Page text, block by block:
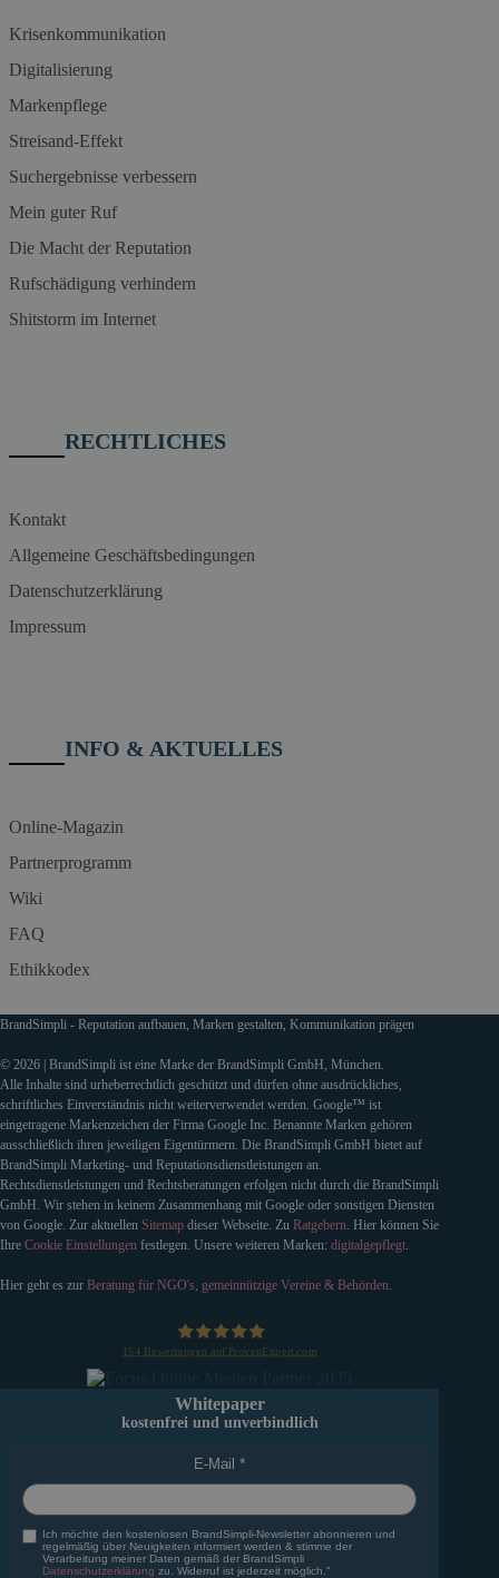
Krisenkommunikation
Digitalisierung
Markenpflege
Streisand-Effekt
Suchergebnisse verbessern
Mein guter Ruf
Die Macht der Reputation
Rufschädigung verhindern
Shitstorm im Internet
RECHTLICHES
Kontakt
Allgemeine Geschäftsbedingungen
Datenschutzerklärung
Impressum
INFO & AKTUELLES
Online-Magazin
Partnerprogramm
Wiki
FAQ
Ethikkodex
BrandSimpli - Reputation aufbauen, Marken gestalten, Kommunikation prägen
© 2026 | BrandSimpli ist eine Marke der BrandSimpli GmbH, München.
Alle Inhalte sind urheberrechtlich geschützt und dürfen ohne ausdrückliches,
schriftliches Einverständnis nicht weiterverwendet werden. Google™ ist
eingetragene Markenzeichen der Firma Google Inc. Benannte Marken gehören
ausschließlich ihren jeweiligen Eigentürmern. Die BrandSimpli GmbH bietet auf
BrandSimpli Marketing- und Reputationsdienstleistungen an.
Rechtsdienstleistungen und Rechtsberatungen erfolgen nicht durch die BrandSimpli
GmbH. Wir stehen in keinem Zusammenhang mit Google oder sonstigen Diensten
von Google. Zur aktuellen Sitemap dieser Webseite. Zu Ratgebern. Hier können Sie
Ihre Cookie Einstellungen festlegen. Unsere weiteren Marken: digitalgepflegt.
Hier geht es zur Beratung für NGO's, gemeinnützige Vereine & Behörden.
154 Bewertungen auf ProvenExpert.com
Whitepaper
kostenfrei und unverbindlich
E-Mail
Ich möchte den kostenlosen BrandSimpli-Newsletter abonnieren und
regelmäßig über Neuigkeiten informiert werden & stimme der
Verarbeitung meiner Daten gemäß der BrandSimpli
Datenschutzerklärung zu. Widerruf ist jederzeit möglich."